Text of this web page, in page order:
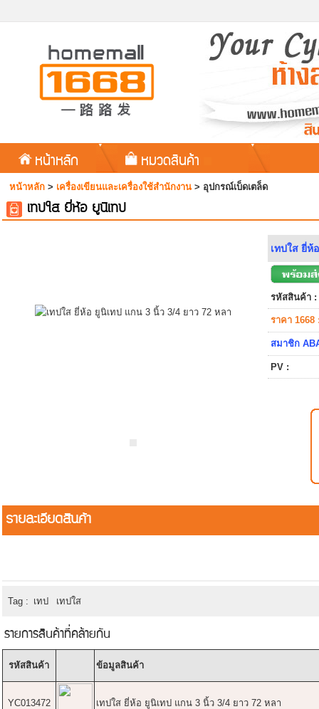
หน้าหลัก หมวดสินค้า
หน้าหลัก > เครื่องเขียนและเครื่องใช้สำนักงาน > อุปกรณ์เบ็ดเตล็ด
เทปใส ยี่ห้อ ยูนิเทป
เทปใส ยี่ห้
รหัสสินค้า :
ราคา 1668
สมาชิก
PV :
รายละเอียดสินค้า
Tag : เทป เทปใส
รายการสินค้าที่คล้ายกัน
รหัสสินค้า ข้อมูลสินค้า
YC013472 เทปใส ยี่ห้อ ยูนิเทป แกน 3 นิ้ว 3/4 ยาว 72 หลา